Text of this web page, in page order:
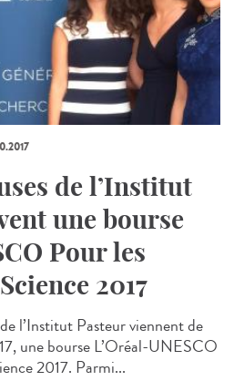
de l’Institut
une bourse
Pour les
2017
l’Institut Pasteur viennent de
une bourse L’Oréal-UNESCO
2017. Parmi...